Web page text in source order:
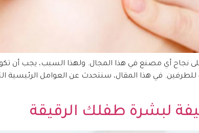
نجاح أي مصنع في هذا المجال. ولهذا السبب، يجب أن
في هذا المقال، سنتحدث عن العوامل الرئيسية
لبشرة طفلك الرقيقة